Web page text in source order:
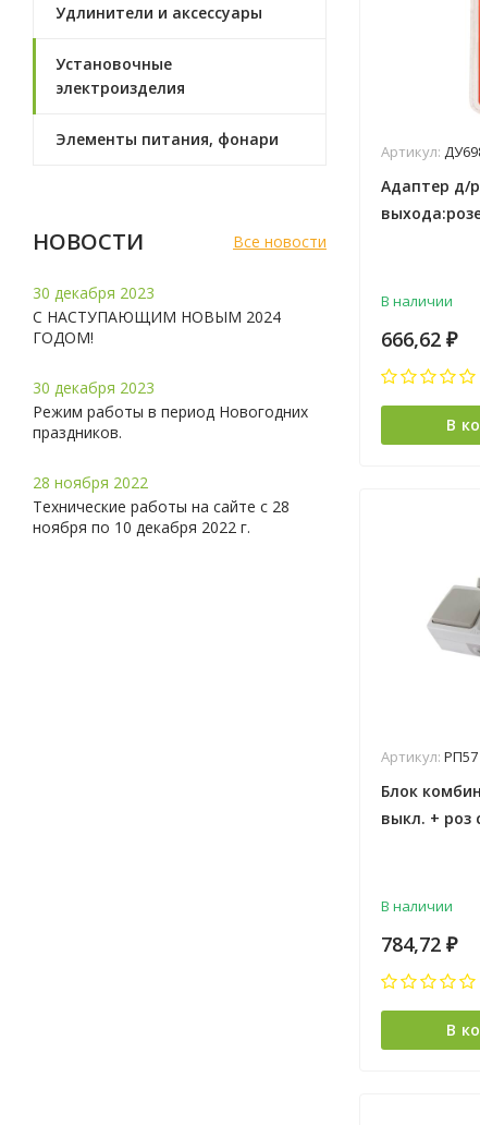
Удлинители и аксессуары
Установочные
электроизделия
Элементы питания, фонари
Все новости
НОВОСТИ
30 декабря 2023
С НАСТУПАЮЩИМ НОВЫМ 2024
ГОДОМ!
30 декабря 2023
Режим работы в период Новогодних
праздников.
28 ноября 2022
Технические работы на сайте с 28
ноября по 10 декабря 2022 г.
Артикул:
Адаптер д/
В наличии
666,62 ₽
В
Артикул: РП57
Блок
выкл. + роз
В наличии
784,72 ₽
В